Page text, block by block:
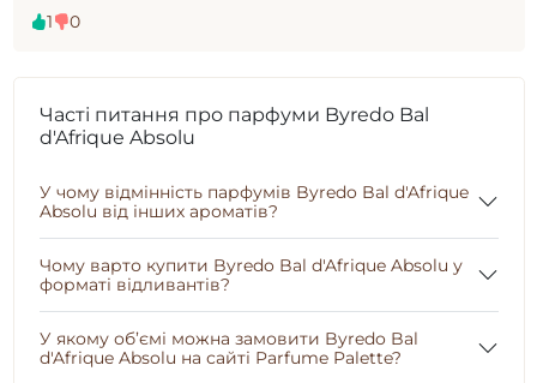
1
0
Часті питання про парфуми Byredo Bal
d'Afrique Absolu
У чому відмінність парфумів Byredo Bal d'Afrique
Absolu від інших ароматів?
Чому варто купити Byredo Bal d'Afrique Absolu у
форматі відливантів?
У якому об’ємі можна замовити Byredo Bal
d'Afrique Absolu на сайті Parfume Palette?